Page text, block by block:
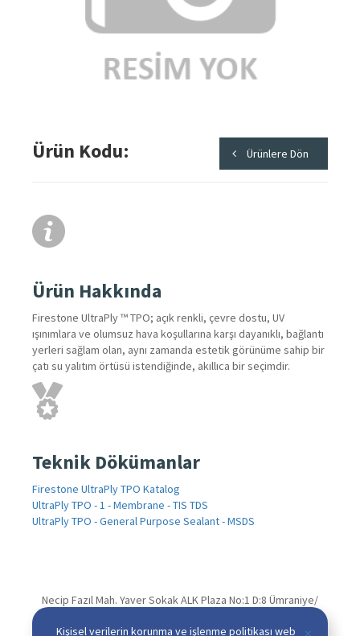
Ürün Kodu Ürünlere Dön
Ürün Hakkında
Firestone UltraPly ™ TPO; açık renkli, çevre dostu, UV
ışınımlara ve olumsuz hava koşullarına karşı dayanıklı, bağlantı
yerleri sağlam olan, aynı zamanda estetik görünüme sahip bir
çatı su yalıtım örtüsü istendiğinde, akıllıca bir seçimdir.
Teknik Dökümanlar
Firestone UltraPly TPO Katalog
UltraPly TPO - 1 - Membrane - TIS TDS
UltraPly TPO - General Purpose Sealant - MSDS
Necip Fazıl Mah. Yaver Sokak ALK Plaza No:1 D:8 Ümraniye/
Kişisel verilerin korunma ve işlenme politikası web